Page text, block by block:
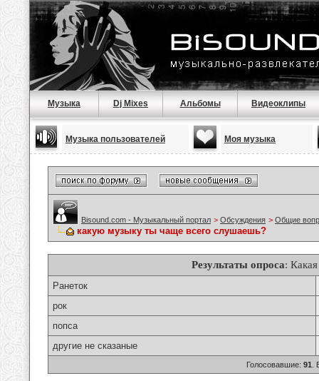
Музыка Dj Mixes Альбомы Видеоклипы
Музыка пользователей Моя музыка
Bisound.com - Музыкальный портал > Обсуждения > Общие
какую музыку ты чаще всего слушаешь?
Результаты опроса:
Ранеток
рок
попса
другие не сказаные
Голосовавшие: 91 .